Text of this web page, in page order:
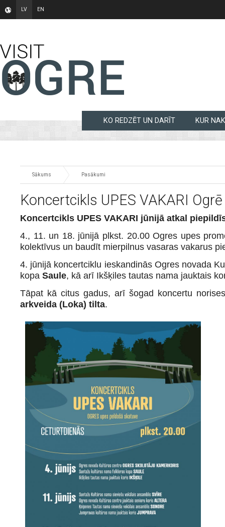
LV EN
KO REDZĒT UN DARĪT KUR
Sākums Pasākumi
Koncertcikls UPES VAKARI Ogrē
Koncertcikls UPES VAKARI jūnijā atkal
4., 11. un 18. jūnijā plkst. 20.00 Ogres upes
kolektīvus un baudīt mierpilnus vasaras vakarus
4. jūnijā koncertciklu ieskandinās Ogres novada
kopa Saule, kā arī Ikšķiles tautas nama jauktais
Tāpat kā citus gadus, arī šogad koncertu
arkveida (Loka) tilta.